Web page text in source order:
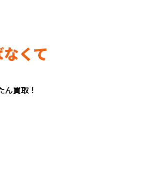
くて
買取！